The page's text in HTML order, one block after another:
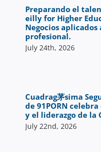
Preparando el
eilly for Higher
Negocios
profesional.
July 24th, 2026
Cuadrag茅sima
de 91PORN
y el liderazgo de la
July 22nd, 2026